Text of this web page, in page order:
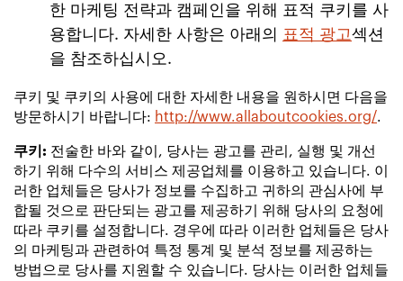
한 마케팅 전략과 캠페인을 위해 표적 쿠키를 사
용합니다. 자세한 사항은 아래의
표적 광고섹션
을 참조하십시오.
쿠키 및 쿠키의 사용에 대한 자세한 내용을 원하시면 다음을
방문하시기 바랍니다: http://www.allaboutcookies.org/.
쿠키: 전술한 바와 같이, 당사는 광고를 관리, 실행 및 개선
하기 위해 다수의 서비스 제공업체를 이용하고 있습니다. 이
러한 업체들은 당사가 정보를 수집하고 귀하의 관심사에 부
합될 것으로 판단되는 광고를 제공하기 위해 당사의 요청에
따라 쿠키를 설정합니다. 경우에 따라 이러한 업체들은 당사
의 마케팅과 관련하여 특정 통계 및 분석 정보를 제공하는
방법으로 당사를 지원할 수 있습니다. 당사는 이러한 업체들